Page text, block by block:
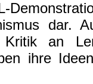
dar.
an
ihre